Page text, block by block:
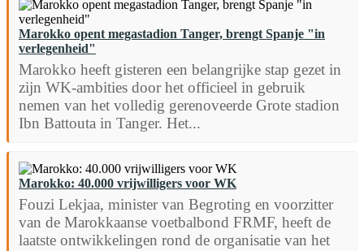
Marokko opent megastadion Tanger, brengt Spanje "in
verlegenheid"
Marokko heeft gisteren een belangrijke stap gezet in
zijn WK-ambities door het officieel in gebruik
nemen van het volledig gerenoveerde Grote stadion
Ibn Battouta in Tanger. Het...
Marokko: 40.000 vrijwilligers voor WK
Fouzi Lekjaa, minister van Begroting en voorzitter
van de Marokkaanse voetbalbond FRMF, heeft de
laatste ontwikkelingen rond de organisatie van het